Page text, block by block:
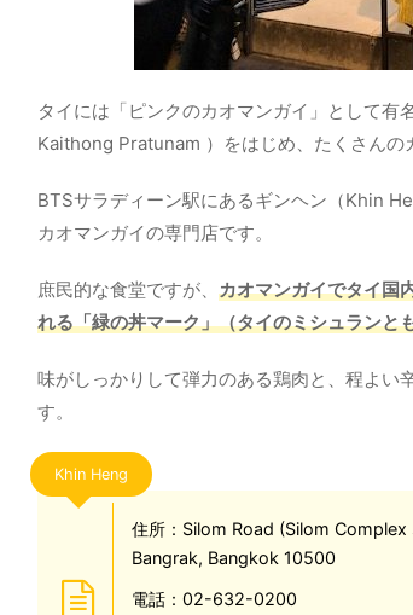
タイには「ピンクのカオマンガイ」として有
Kaithong Pratunam ）をはじめ、たくさんの
BTSサラディーン駅にあるギンヘン（Khin
カオマンガイの専門店です。
庶民的な食堂ですが、 カオマンガイでタイ国
れる「緑の丼マーク」（タイのミシュランと
味がしっかりして弾力のある鶏肉と、程よい
す。
Khin Heng
住所：Silom Road (Silom
Bangrak, Bangkok 10500
電話：02-632-0200